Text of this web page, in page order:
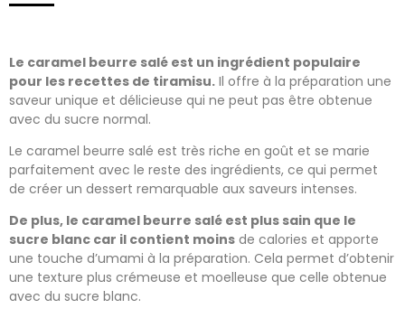
Le caramel beurre salé est un ingrédient populaire
pour les recettes de tiramisu. Il offre à la préparation une
saveur unique et délicieuse qui ne peut pas être obtenue
avec du sucre normal.
Le caramel beurre salé est très riche en goût et se marie
parfaitement avec le reste des ingrédients, ce qui permet
de créer un dessert remarquable aux saveurs intenses.
De plus, le caramel beurre salé est plus sain que le
sucre blanc car il contient moins de calories et apporte
une touche d’umami à la préparation. Cela permet d’obtenir
une texture plus crémeuse et moelleuse que celle obtenue
avec du sucre blanc.